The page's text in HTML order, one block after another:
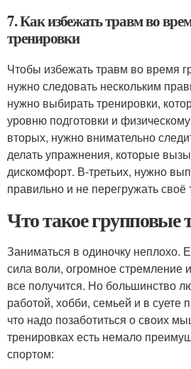
7. Как избежать травм во
тренировки
Чтобы избежать травм во время
нужно следовать нескольким
нужно выбирать тренировки,
уровню подготовки и
вторых, нужно внимательно
делать упражнения, которые
дискомфорт. В-третьих, нужно
правильно и не перегружать своё
Что такое групповые
Заниматься в одиночку неплохо.
сила воли, огромное стремление
все получится. Но большинство
работой, хобби, семьей и в суете
что надо позаботиться о своих
тренировках есть немало
спортом: